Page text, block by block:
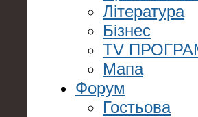
Література
Бізнес
TV
Мапа
Форум
Гостьова